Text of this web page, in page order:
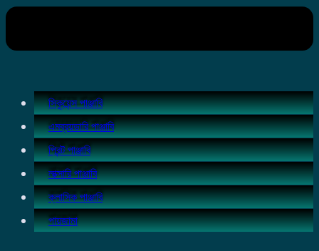
সিকুয়েন্স পাঞ্জাবি
এমব্রয়ডারি পাঞ্জাবি
প্রিন্ট পাঞ্জাবি
লাক্সারি পাঞ্জাবি
ক্লাসিক পাঞ্জাবি
পায়জামা